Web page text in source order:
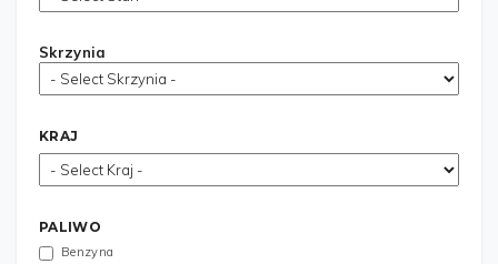
Skrzynia
KRAJ
PALIWO
Benzyna